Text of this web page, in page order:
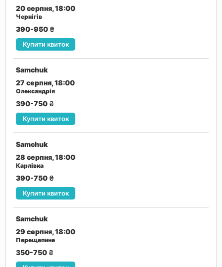
20 серпня, 18:00
Чернігів
390-950 ₴
Купити квиток
Samchuk
27 серпня, 18:00
Олександрія
390-750 ₴
Купити квиток
Samchuk
28 серпня, 18:00
Карлівка
390-750 ₴
Купити квиток
Samchuk
29 серпня, 18:00
Перещепине
350-750 ₴